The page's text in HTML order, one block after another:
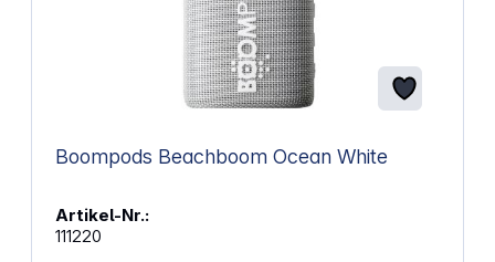
Boompods Beachboom Ocean White
Artikel-Nr.:
111220